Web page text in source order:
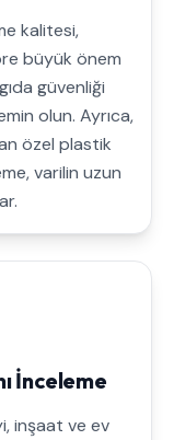
kalitesi,
büyük önem
güvenliği
olun. Ayrıca,
özel plastik
varilin uzun
İnceleme
inşaat ve ev